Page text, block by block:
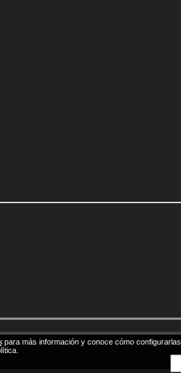
para más información y conoce cómo configurarlas